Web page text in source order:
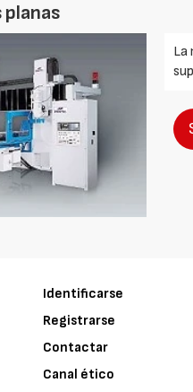
La
Identificarse
Registrarse
Contactar
Canal ético